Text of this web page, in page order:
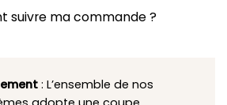
suivre ma commande ?
: L’ensemble de nos